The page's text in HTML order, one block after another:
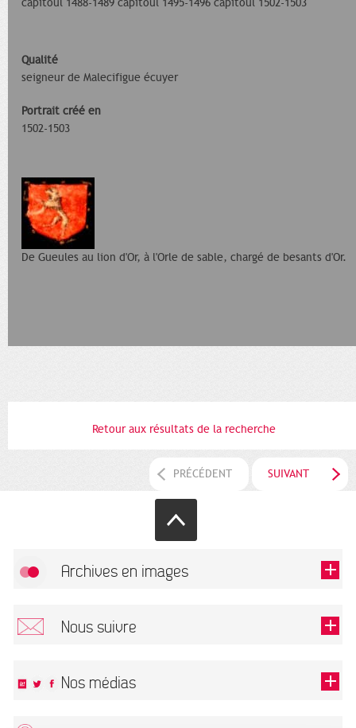
Qualité
seigneur de Malecifigue écuyer
Portrait créé en
1502-1503
De Gueules au lion d'Or, à l'Orle de sable, chargé de besants d'Or.
Retour aux résultats de la recherche
PRÉCÉDENT SUIVANT
Archives en images
Nous suivre
Nos médias